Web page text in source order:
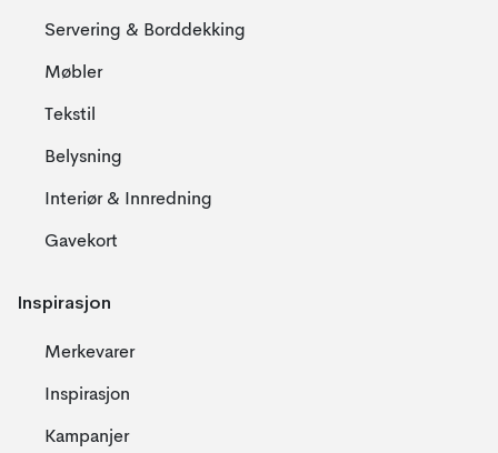
Servering & Borddekking
Møbler
Tekstil
Belysning
Interiør & Innredning
Gavekort
Inspirasjon
Merkevarer
Inspirasjon
Kampanjer